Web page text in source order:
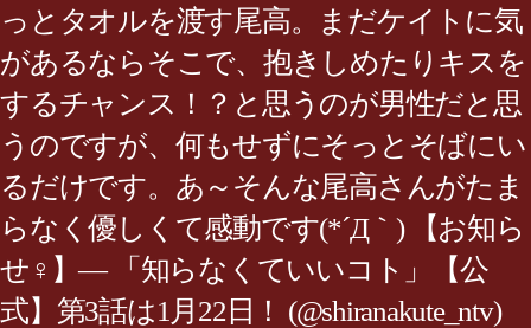
っとタオルを渡す尾高。まだケイトに気
があるならそこで、抱きしめたりキスを
するチャンス！？と思うのが男性だと思
うのですが、何もせずにそっとそばにい
るだけです。あ～そんな尾高さんがたま
らなく優しくて感動です(*´Д｀) 【お知ら
せ‍♀️】— 「知らなくていいコト」【公
式】第3話は1月22日！ (@shiranakute_ntv)